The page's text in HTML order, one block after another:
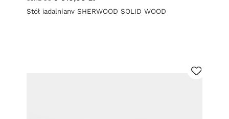
Stół jadalniany SHERWOOD SOLID WOOD